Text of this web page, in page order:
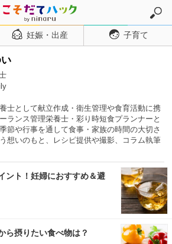
妊娠・出産 子育て
士として献立作成・衛生管理や食育活動に携
ランス管理栄養士・彩り時短食プランナーと
節や行事を通して食事・家族の時間の大切さ
想いのもと、レシピ提供や撮影、コラム執筆
ント！妊婦におすすめ＆避
ら摂りたい食べ物は？